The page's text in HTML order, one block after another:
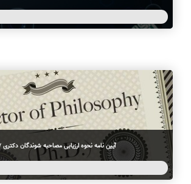
آیین نامه نحوه ارزیابی مصاحبه شوندگان دکتری 97